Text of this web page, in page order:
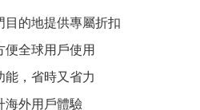
目的地提供專屬折扣
便全球用戶使用
能，省時又省力
海外用戶體驗